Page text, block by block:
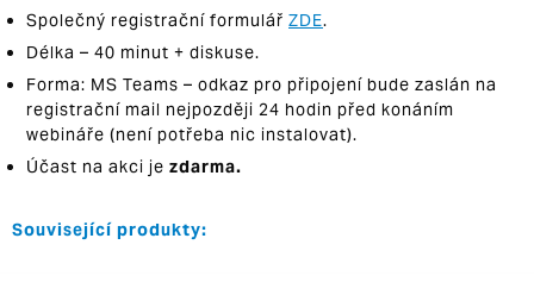
Společný registrační formulář ZDE.
Délka – 40 minut + diskuse.
Forma: MS Teams – odkaz pro připojení bude zaslán na
registrační mail nejpozději 24 hodin před konáním
webináře (není potřeba nic instalovat).
Účast na akci je zdarma.
Související produkty: